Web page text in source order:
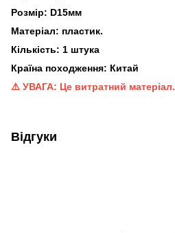
Розмір: D15мм
Матеріал: пластик.
Кількість: 1 штука
Країна походження: Китай
⚠️ УВАГА: Це витратний матеріал.
Відгуки